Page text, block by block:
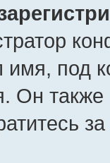
имя, под
Он